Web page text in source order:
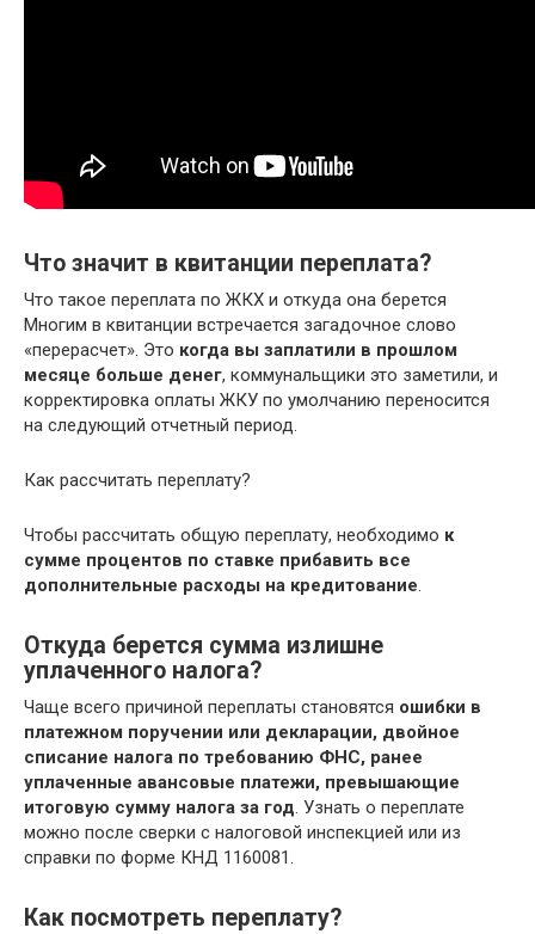
Что значит в квитанции переплата?
Что такое переплата по ЖКХ и откуда она берется
Многим в квитанции встречается загадочное слово
«перерасчет». Это когда вы заплатили в прошлом
месяце больше денег, коммунальщики это заметили, и
корректировка оплаты ЖКУ по умолчанию переносится
на следующий отчетный период.
Как рассчитать переплату?
Чтобы рассчитать общую переплату, необходимо к
сумме процентов по ставке прибавить все
дополнительные расходы на кредитование.
Откуда берется сумма излишне
уплаченного налога?
Чаще всего причиной переплаты становятся ошибки в
платежном поручении или декларации, двойное
списание налога по требованию ФНС, ранее
уплаченные авансовые платежи, превышающие
итоговую сумму налога за год. Узнать о переплате
можно после сверки с налоговой инспекцией или из
справки по форме КНД 1160081.
Как посмотреть переплату?